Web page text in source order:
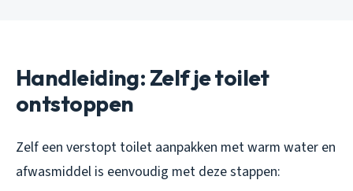
Handleiding: Zelf je toilet
ontstoppen
Zelf een verstopt toilet aanpakken met warm water en
afwasmiddel is eenvoudig met deze stappen: